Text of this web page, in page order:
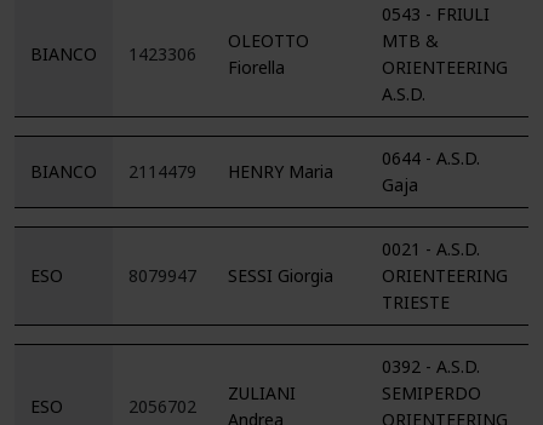
BIANCO 1423306
OLEOTTO
Fiorella
0543 - FRIULI
MTB &
ORIENTEERING
A.S.D.
BIANCO 2114479 HENRY Maria
0644 - A.S.D.
Gaja
ESO 8079947 SESSI Giorgia
0021 - A.S.D.
ORIENTEERING
TRIESTE
ESO 2056702
ZULIANI
Andrea
0392 - A.S.D.
SEMIPERDO
ORIENTEERING